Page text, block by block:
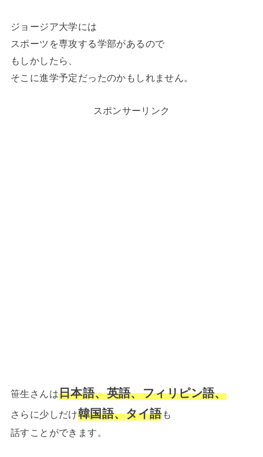
ジョージア大学には
スポーツを専攻する学部があるので
もしかしたら、
そこに進学予定だったのかもしれません。
スポンサーリンク
笹生さんは日本語、英語、フィリピン語、
さらに少しだけ韓国語、タイ語も
話すことができます。